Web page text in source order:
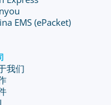
EMS (ePacket)
我们